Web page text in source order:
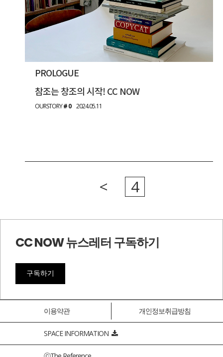
PROLOGUE
참조는 창조의 시작! CC NOW
OURSTORY# 02024.05.11
< 4
CC NOW 뉴스레터 구독하기
구독하기
이용약관 개인정보취급방침
SPACE INFORMATION